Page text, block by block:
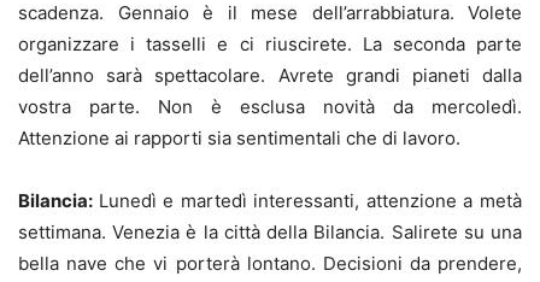
scadenza. Gennaio è il mese dell’arrabbiatura. Volete
organizzare i tasselli e ci riuscirete. La seconda parte
dell’anno sarà spettacolare. Avrete grandi pianeti dalla
vostra parte. Non è esclusa novità da mercoledì.
Attenzione ai rapporti sia sentimentali che di lavoro.
Bilancia: Lunedì e martedì interessanti, attenzione a metà
settimana. Venezia è la città della Bilancia. Salirete su una
bella nave che vi porterà lontano. Decisioni da prendere,